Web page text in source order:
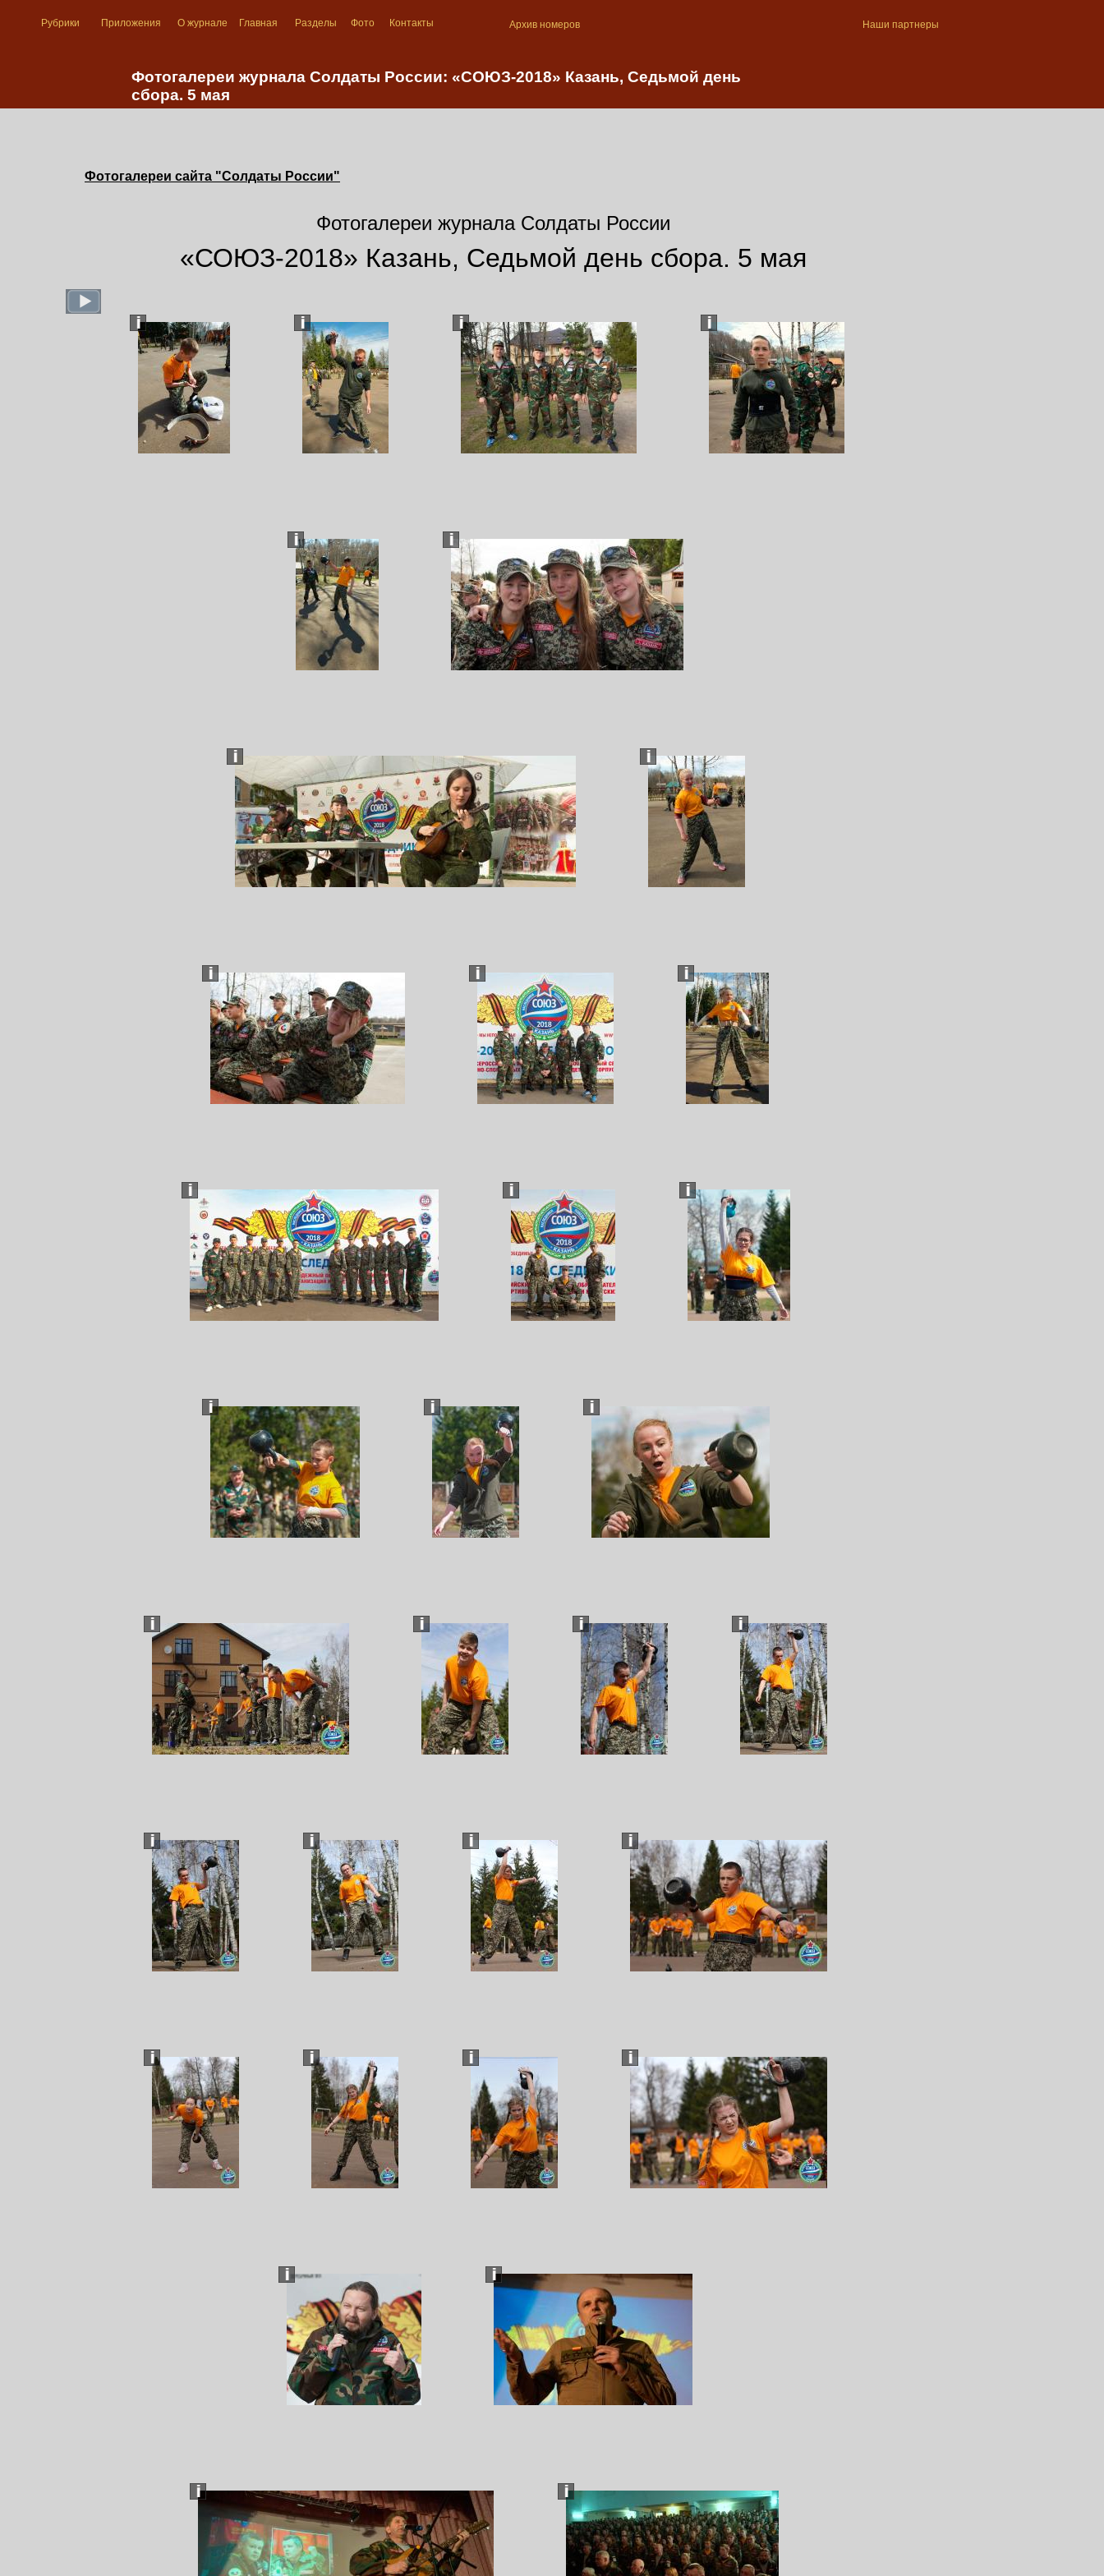
Рубрики Приложения О журнале Главная Разделы Фото Контакты Архив номеров Наши партнеры
Фотогалереи журнала Солдаты России: «СОЮЗ-2018» Казань, Седьмой день
сбора. 5 мая
Фотогалереи сайта "Солдаты России"
Фотогалереи журнала Солдаты России
«СОЮЗ-2018» Казань, Седьмой день сбора. 5 мая